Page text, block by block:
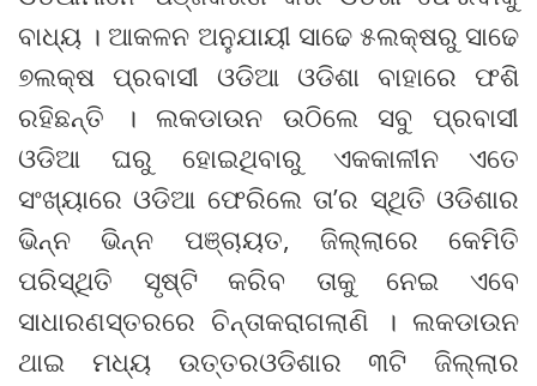
ବାଧ୍ୟ । ଆକଳନ ଅନୁଯାୟୀ ସାଢେ ୫ଲକ୍ଷରୁ ସାଢେ
୭ଲକ୍ଷ ପ୍ରବାସୀ ଓଡିଆ ଓଡିଶା ବାହାରେ ଫଶି
ରହିଛନ୍ତି । ଲକଡାଉନ ଉଠିଲେ ସବୁ ପ୍ରବାସୀ
ଓଡିଆ ଘରୁ ହୋଇଥିବାରୁ ଏକକାଳୀନ ଏତେ
ସଂଖ୍ୟାରେ ଓଡିଆ ଫେରିଲେ ତା’ର ସ୍ଥିତି ଓଡିଶାର
ଭିନ୍ନ ଭିନ୍ନ ପଞ୍ଚାୟତ, ଜିଲ୍ଲାରେ କେମିତି
ପରିସ୍ଥିତି ସୃଷ୍ଟି କରିବ ତାକୁ ନେଇ ଏବେ
ସାଧାରଣସ୍ତରରେ ଚିନ୍ତାକରାଗଲାଣି । ଲକଡାଉନ
ଥାଇ ମଧ୍ୟ ଉତ୍ତରଓଡିଶାର ୩ଟି ଜିଲ୍ଲାର